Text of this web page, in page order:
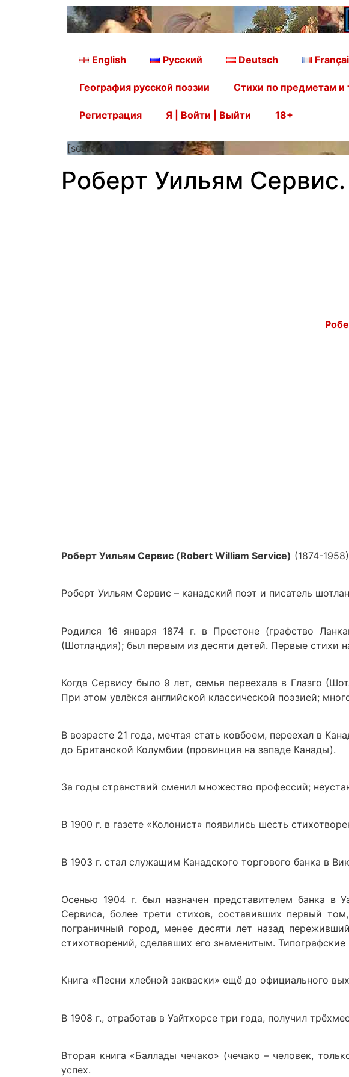
English Русский Deutsch
География русской поэзии Стихи по предметам и
Регистрация Я | Войти | Выйти 18+
[searchform]
Роберт Уильям
Роберт Уильям Сервис (Robert William Service) (1874-
Роберт Уильям Сервис – канадский поэт и писатель
Родился 16 января 1874 г. в Престоне (графство
(Шотландия); был первым из десяти детей. Первые стихи
Когда Сервису было 9 лет, семья переехала в Глазго
При этом увлёкся английской классической поэзией;
В возрасте 21 года, мечтая стать ковбоем, переехал в
до Британской Колумбии (провинция на западе Канады).
За годы странствий сменил множество профессий;
В 1900 г. в газете «Колонист» появились шесть
В 1903 г. стал служащим Канадского торгового банка в
Осенью 1904 г. был назначен представителем банка в
Сервиса, более трети стихов, составивших первый
пограничный город, менее десяти лет назад
стихотворений, сделавших его знаменитым.
Книга «Песни хлебной закваски» ещё до официального
В 1908 г., отработав в Уайтхорсе три года, получил
Вторая книга «Баллады чечако» (чечако – человек,
успех.